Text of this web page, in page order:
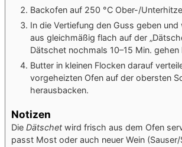
Backofen auf 250 °C Ober-/
In die Vertiefung den Guss geben und
aus gleichmäßig flach auf der
Dätschet nochmals 10–15 Min. gehen
Butter in kleinen Flocken darauf
vorgeheizten Ofen auf der obersten
herausbacken.
Notizen
Die Dätschet wird frisch aus dem Ofen
passt Most oder auch neuer Wein (Sauser/